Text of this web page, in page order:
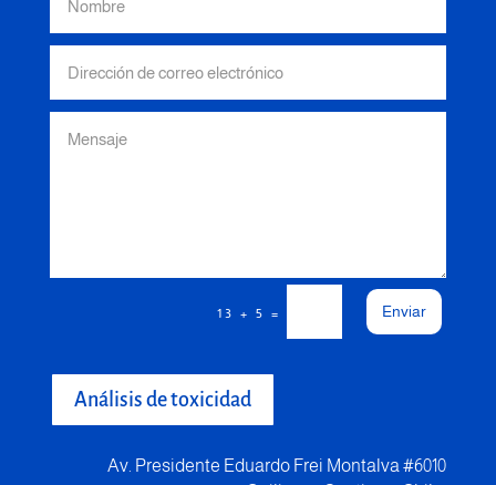
13 + 5 = Enviar
Análisis de toxicidad
Av. Presidente Eduardo Frei Montalva #6010